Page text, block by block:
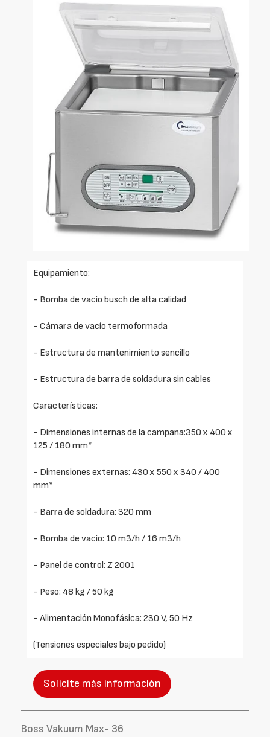
Equipamiento:
- Bomba de vacío busch de alta calidad
- Cámara de vacío termoformada
- Estructura de mantenimiento sencillo
- Estructura de barra de soldadura sin cables
Características:
- Dimensiones internas de la campana:350 x 400 x
125 / 180 mm*
- Dimensiones externas: 430 x 550 x 340 / 400
mm*
- Barra de soldadura: 320 mm
- Bomba de vacío: 10 m3/h / 16 m3/h
- Panel de control: Z 2001
- Peso: 48 kg / 50 kg
- Alimentación Monofásica: 230 V, 50 Hz
(Tensiones especiales bajo pedido)
Solicite más información
Boss Vakuum Max- 36